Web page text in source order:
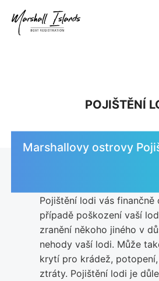
POJIŠTĚNÍ
Marshallovy ostrovy
Pojištění lodi vás finančně
případě poškození vaší
zranění někoho jiného v
nehody vaší lodi. Může
krytí pro krádež,
ztráty. Pojištění lodi je